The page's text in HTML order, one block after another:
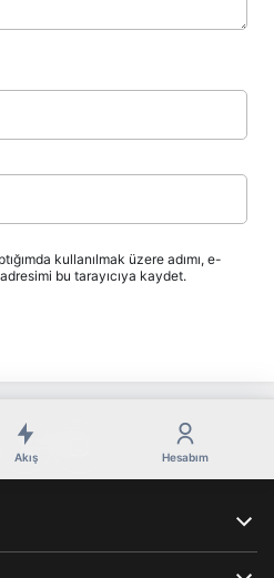
kullanılmak üzere adımı, e-
bu tarayıcıya kaydet.
Akış Hesabım